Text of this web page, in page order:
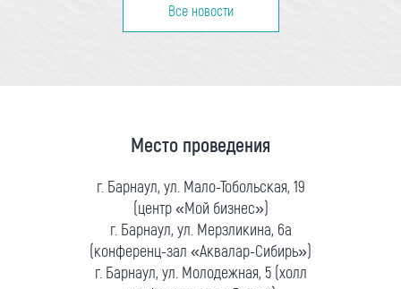
Все новости
Место проведения
г. Барнаул, ул. Мало-Тобольская, 19
(центр «Мой бизнес»)
г. Барнаул, ул. Мерзликина, 6а
(конференц-зал «Аквалар-Сибирь»)
г. Барнаул, ул. Молодежная, 5 (холл